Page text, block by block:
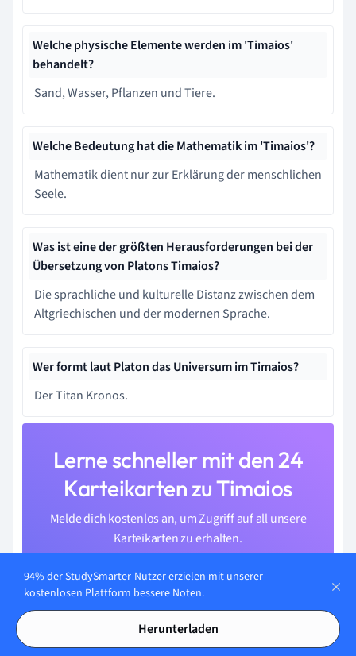
Welche physische Elemente werden im 'Timaios'
behandelt?
Sand, Wasser, Pflanzen und Tiere.
Welche Bedeutung hat die Mathematik im 'Timaios'?
Mathematik dient nur zur Erklärung der menschlichen
Seele.
Was ist eine der größten Herausforderungen bei der
Übersetzung von Platons Timaios?
Die sprachliche und kulturelle Distanz zwischen dem
Altgriechischen und der modernen Sprache.
Wer formt laut Platon das Universum im Timaios?
Der Titan Kronos.
Lerne schneller mit den 24
Karteikarten zu Timaios
Melde dich kostenlos an, um Zugriff auf all unsere
Karteikarten zu erhalten.
94% der StudySmarter-Nutzer erzielen mit unserer
kostenlosen Plattform bessere Noten.
Herunterladen